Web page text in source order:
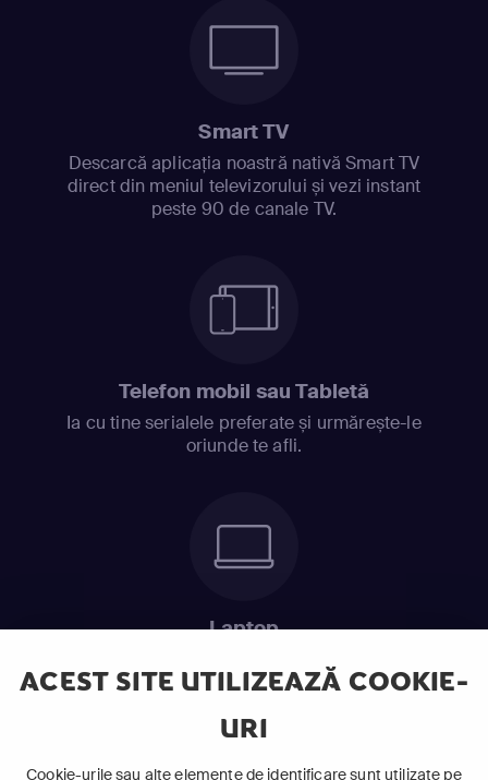
ACEST SITE UTILIZEAZĂ COOKIE-
URI
Cookie-urile sau alte elemente de identificare sunt utilizate pe
Smart TV
Descarcă aplicația noastră nativă Smart TV
direct din meniul televizorului și vezi instant
peste 90 de canale TV.
Telefon mobil sau Tabletă
Ia cu tine serialele preferate și urmărește-le
oriunde te afli.
Laptop
ABONEAZĂ-TE ACUM